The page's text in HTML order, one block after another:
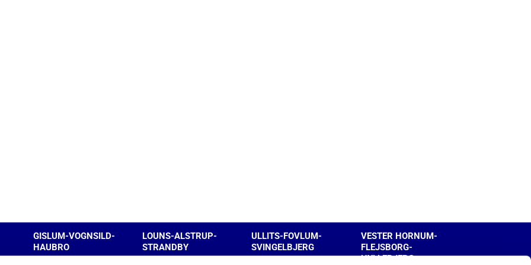
GISLUM-VOGNSILD-
HAUBRO
LOUNS-ALSTRUP-
STRANDBY
ULLITS-FOVLUM-
SVINGELBJERG
VESTER HORNUM-
FLEJSBORG-
HYLLEBJERG